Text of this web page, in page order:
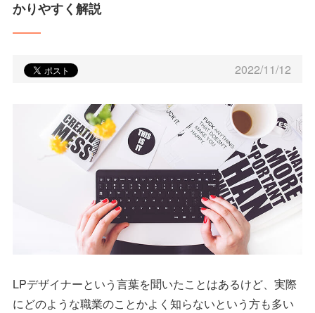
かりやすく解説
2022/11/12
LPデザイナーという言葉を聞いたことはあるけど、実際
にどのような職業のことかよく知らないという方も多い